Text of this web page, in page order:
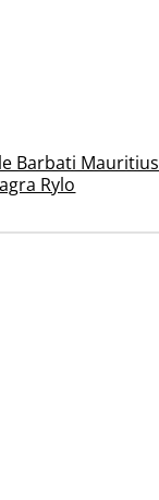
Barbati Mauritius
Rylo